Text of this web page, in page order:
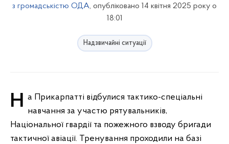
з громадськістю ОДА, опубліковано 14 квітня 2025 року о
18:01
Надзвичайні ситуації
На Прикарпатті відбулися тактико-спеціальні навчання за участю рятувальників,
Національної гвардії та пожежного взводу бригади
тактичної авіації. Тренування проходили на базі